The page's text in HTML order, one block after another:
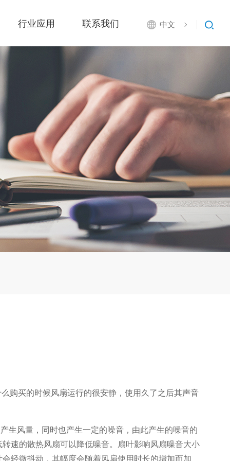
中文
行业应用 联系我们
购买的时候风扇运行的很安静，使用久了之后其声音
生风量，同时也产生一定的噪音，由此产生的噪音的
速的散热风扇可以降低噪音。扇叶影响风扇噪音大小
轻微抖动，其幅度会随着风扇使用时长的增加而加